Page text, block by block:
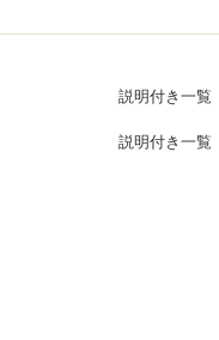
説明付き一覧
説明付き一覧